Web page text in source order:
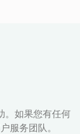
。如果您有任何
服务团队。